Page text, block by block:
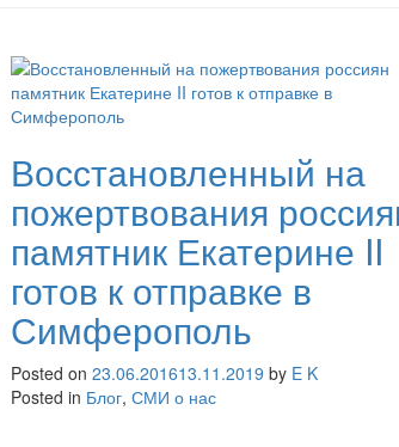
Восстановленный на
пожертвования
памятник Екатерине II
готов к отправке в
Симферополь
Posted on 23.06.201613.11.2019 by E K
Posted in Блог, СМИ о нас